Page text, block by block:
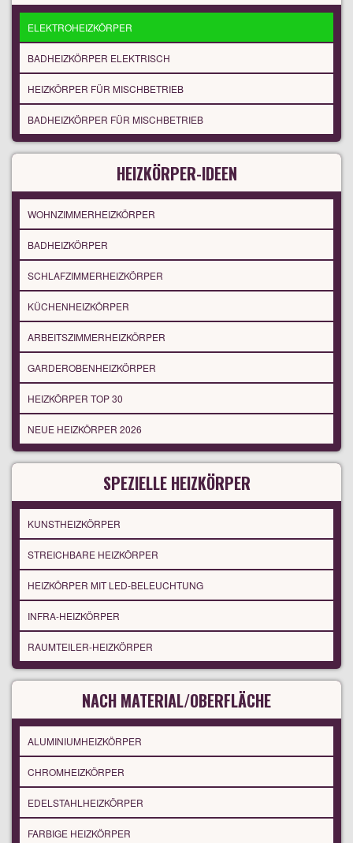
ELEKTROHEIZKÖRPER
BADHEIZKÖRPER ELEKTRISCH
HEIZKÖRPER FÜR MISCHBETRIEB
BADHEIZKÖRPER FÜR MISCHBETRIEB
HEIZKÖRPER-IDEEN
WOHNZIMMERHEIZKÖRPER
BADHEIZKÖRPER
SCHLAFZIMMERHEIZKÖRPER
KÜCHENHEIZKÖRPER
ARBEITSZIMMERHEIZKÖRPER
GARDEROBENHEIZKÖRPER
HEIZKÖRPER TOP 30
NEUE HEIZKÖRPER 2026
SPEZIELLE HEIZKÖRPER
KUNSTHEIZKÖRPER
STREICHBARE HEIZKÖRPER
HEIZKÖRPER MIT LED-BELEUCHTUNG
INFRA-HEIZKÖRPER
RAUMTEILER-HEIZKÖRPER
NACH MATERIAL/OBERFLÄCHE
ALUMINIUMHEIZKÖRPER
CHROMHEIZKÖRPER
EDELSTAHLHEIZKÖRPER
FARBIGE HEIZKÖRPER